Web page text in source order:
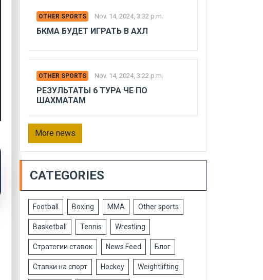
OTHER SPORTS Nov. 14, 2024, 3:32 p.m.
БКМА БУДЕТ ИГРАТЬ В АХЛ
OTHER SPORTS Nov. 14, 2024, 3:22 p.m.
РЕЗУЛЬТАТЫ 6 ТУРА ЧЕ ПО
ШАХМАТАМ
More news
CATEGORIES
Football Boxing MMA Other sports
Basketball Tennis Wrestling
Стратегии ставок News Feed Блог
Ставки на спорт Hockey Weightlifting